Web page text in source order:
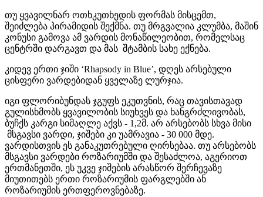
თუ ყვავილნარ ოთხკუთხედის ფორმას მისცემთ,
შეიძლება პირამიდის შექმნა. თუ მრგვალია კლუმბა, მაშინ
კონუსი გამოვა ამ ვარდის მონაწილეობით, რომელსაც
ცენტრში დარგავთ და მას შტამბის სახე ექნება.
კიდევ ერთი ჯიში ‘Rhapsody in Blue’, დღეს არსებული
ცისფერი ვარდებიდან ყველაზე ლურჯია.
იგი ფლორიბუნდას ჯგუფს ეკუთვნის, რაც თავისთავად
გულისხმობს ყვავილობის სიუხვეს და ხანგრძლივობას,
ბუჩქს კარგი სიმაღლე აქვს - 1,2მ. არ არსებობს სხვა მისი
მსგავსი ვარდი, ჯიშები კი უამრავია - 30 000 მდე.
ვარდისთვის ეს განაკუთრებული ღირსებაა. თუ არსებობს
მსგავსი ვარდები როზარიუმში და შესაძლოა, აგერიოთ
ერთმანეთში, ეს უკვე ჯიშების არასწორ შერჩევაზე
მიუთითებს ერთი როზარიუმის ფარგლებში ან
როზარიუმის ერთფეროვნებაზე.